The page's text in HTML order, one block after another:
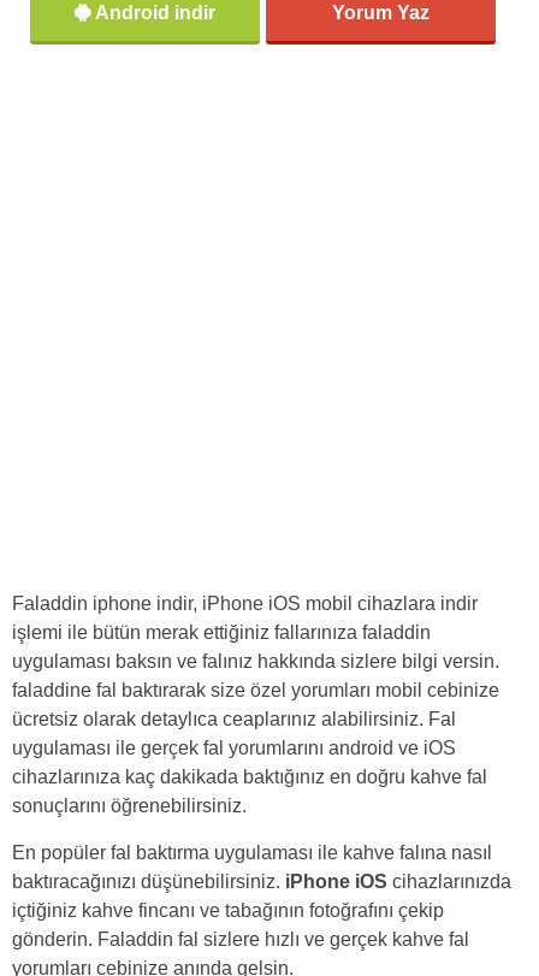
Android indir Yorum Yaz
Faladdin iphone indir, iPhone iOS mobil cihazlara indir
işlemi ile bütün merak ettiğiniz fallarınıza faladdin
uygulaması baksın ve falınız hakkında sizlere bilgi versin.
faladdine fal baktırarak size özel yorumları mobil cebinize
ücretsiz olarak detaylıca ceaplarınız alabilirsiniz. Fal
uygulaması ile gerçek fal yorumlarını android ve iOS
cihazlarınıza kaç dakikada baktığınız en doğru kahve fal
sonuçlarını öğrenebilirsiniz.
En popüler fal baktırma uygulaması ile kahve falına nasıl
baktıracağınızı düşünebilirsiniz. iPhone iOS cihazlarınızda
içtiğiniz kahve fincanı ve tabağının fotoğrafını çekip
gönderin. Faladdin fal sizlere hızlı ve gerçek kahve fal
yorumları cebinize anında gelsin.